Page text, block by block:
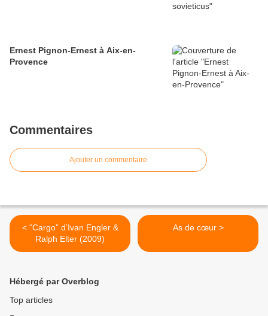
Ernest Pignon-Ernest à Aix-en-
Provence
Commentaires
Ajouter un commentaire
< “Cargo” d’Ivan Engler &
Ralph Elter (2009)
As de cœur >
Hébergé par Overblog
Top articles